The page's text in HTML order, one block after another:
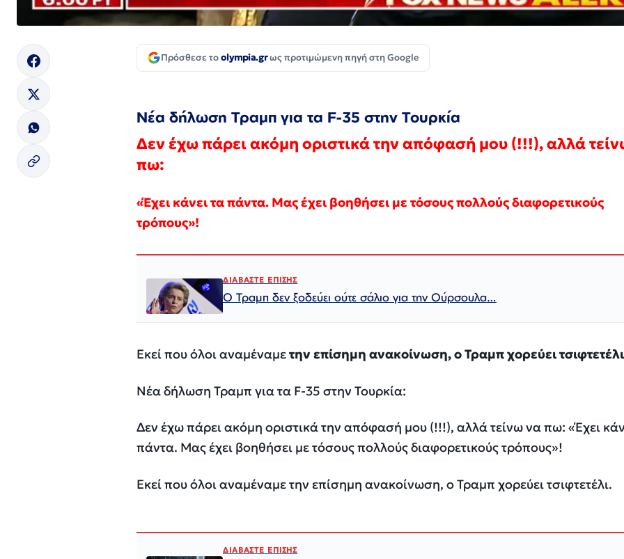
Πρόσθεσε τοolympia.grως προτιμώμενη πηγή στη Google
Νέα δήλωση Τραμπ για τα F-35 στην Τουρκία
Δεν έχω πάρει ακόμη οριστικά την απόφασή μου (!!!), αλλά
πω:
«Έχει κάνει τα πάντα. Μας έχει βοηθήσει με τόσους πολλούς διαφορετικούς
τρόπους»!
ΔΙΑΒΑΣΤΕ ΕΠΙΣΗΣ
Ο Τραμπ δεν ξοδεύει ούτε σάλιο για την Ούρσουλα…
Εκεί που όλοι αναμέναμετην επίσημη ανακοίνωση, ο Τραμπ χορεύει
Νέα δήλωση Τραμπ για τα F-35 στην Τουρκία:
Δεν έχω πάρει ακόμη οριστικά την απόφασή μου (!!!), αλλά τείνω να πω: «Έχει
πάντα. Μας έχει βοηθήσει με τόσους πολλούς διαφορετικούς τρόπους»!
Εκεί που όλοι αναμέναμε την επίσημη ανακοίνωση, ο Τραμπ χορεύει τσιφτετέλι.
ΔΙΑΒΑΣΤΕ ΕΠΙΣΗΣ